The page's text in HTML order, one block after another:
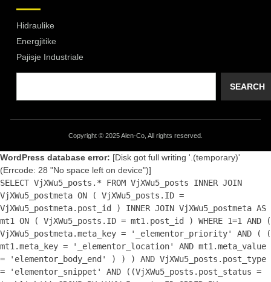
Hidraulike
Energjitike
Pajisje Industriale
SEARCH
Copyright © 2025 Alen-Co, All rights reserved.
WordPress database error: [Disk got full writing '.(temporary)'
(Errcode: 28 "No space left on device")]
SELECT VjXWu5_posts.* FROM VjXWu5_posts INNER JOIN
VjXWu5_postmeta ON ( VjXWu5_posts.ID =
VjXWu5_postmeta.post_id ) INNER JOIN VjXWu5_postmeta AS
mt1 ON ( VjXWu5_posts.ID = mt1.post_id ) WHERE 1=1 AND (
VjXWu5_postmeta.meta_key = '_elementor_priority' AND ( (
mt1.meta_key = '_elementor_location' AND mt1.meta_value
= 'elementor_body_end' ) ) ) AND VjXWu5_posts.post_type
= 'elementor_snippet' AND ((VjXWu5_posts.post_status =